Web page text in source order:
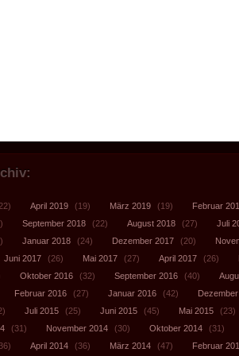
April 2019 (19) März 2019 (19) Februar
September 2018 (22) August 2018 (27) Juli
Januar 2018 (24) Dezember 2017 (20)
Juni 2017 (26) Mai 2017 (27) April 2017 (26)
Oktober 2016 (32) September 2016 (40)
Februar 2016 (27) Januar 2016 (42)
Juli 2015 (25) Juni 2015 (45) Mai 2015 (23)
(31) November 2014 (30) Oktober 2014 (31)
April 2014 (36) März 2014 (47) Februar